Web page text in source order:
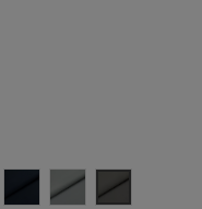
1036
MAT | RAL 7024
musztardowy
08 - butelkowa
Welwet 12 - granat
Welwet 14 -
Welwet 15